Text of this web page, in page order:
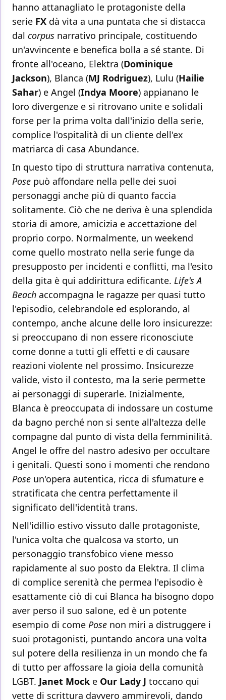
hanno attanagliato le protagoniste della
serie FX dà vita a una puntata che si distacca
dal corpus narrativo principale, costituendo
un'avvincente e benefica bolla a sé stante. Di
fronte all'oceano, Elektra (Dominique
Jackson), Blanca (MJ Rodriguez), Lulu (Hailie
Sahar) e Angel (Indya Moore) appianano le
loro divergenze e si ritrovano unite e solidali
forse per la prima volta dall'inizio della serie,
complice l'ospitalità di un cliente dell'ex
matriarca di casa Abundance.
In questo tipo di struttura narrativa contenuta,
Pose può affondare nella pelle dei suoi
personaggi anche più di quanto faccia
solitamente. Ciò che ne deriva è una splendida
storia di amore, amicizia e accettazione del
proprio corpo. Normalmente, un weekend
come quello mostrato nella serie funge da
presupposto per incidenti e conflitti, ma l'esito
della gita è qui addirittura edificante. Life's A
Beach accompagna le ragazze per quasi tutto
l'episodio, celebrandole ed esplorando, al
contempo, anche alcune delle loro insicurezze:
si preoccupano di non essere riconosciute
come donne a tutti gli effetti e di causare
reazioni violente nel prossimo. Insicurezze
valide, visto il contesto, ma la serie permette
ai personaggi di superarle. Inizialmente,
Blanca è preoccupata di indossare un costume
da bagno perché non si sente all'altezza delle
compagne dal punto di vista della femminilità.
Angel le offre del nastro adesivo per occultare
i genitali. Questi sono i momenti che rendono
Pose un'opera autentica, ricca di sfumature e
stratificata che centra perfettamente il
significato dell'identità trans.
Nell'idillio estivo vissuto dalle protagoniste,
l'unica volta che qualcosa va storto, un
personaggio transfobico viene messo
rapidamente al suo posto da Elektra. Il clima
di complice serenità che permea l'episodio è
esattamente ciò di cui Blanca ha bisogno dopo
aver perso il suo salone, ed è un potente
esempio di come Pose non miri a distruggere i
suoi protagonisti, puntando ancora una volta
sul potere della resilienza in un mondo che fa
di tutto per affossare la gioia della comunità
LGBT. Janet Mock e Our Lady J toccano qui
vette di scrittura davvero ammirevoli, dando